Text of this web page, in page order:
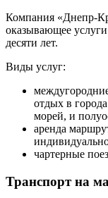
Компания «Днепр-
оказывающее
десяти лет.
Виды услуг:
отдых в
морей, и
аренда
чартерные
Транспорт на